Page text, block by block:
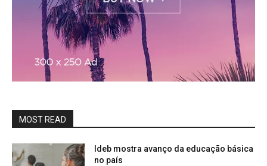
MOST READ
Ideb mostra avanço da educação básica
no país